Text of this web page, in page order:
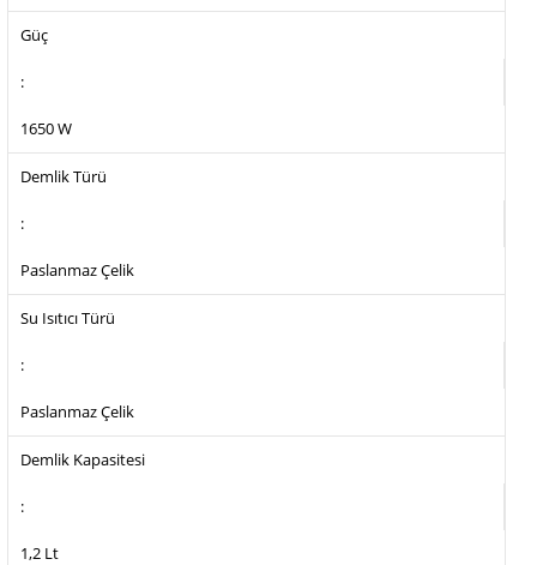
Güç
:
1650 W
Demlik Türü
:
Paslanmaz Çelik
Su Isıtıcı Türü
:
Paslanmaz Çelik
Demlik Kapasitesi
:
1,2 Lt